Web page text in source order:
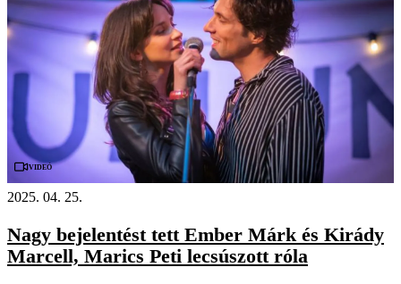
Videó
2025. 04. 25.
Nagy bejelentést tett Ember Márk és Kirády
Marcell, Marics Peti lecsúszott róla